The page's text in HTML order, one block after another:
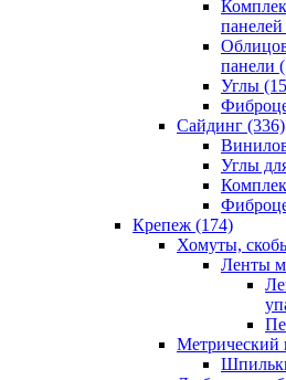
панели
Углы
Сайдинг (336)
Углы
Крепеж (174)
Хомуты,
Ленты
Метрический